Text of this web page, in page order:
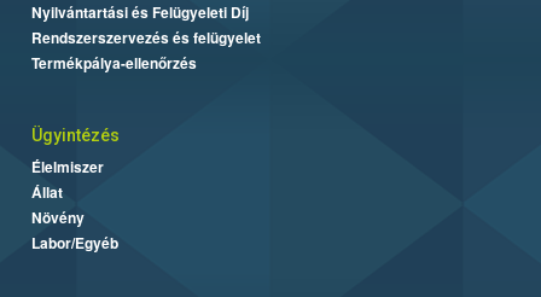
Nyilvántartási és Felügyeleti Díj
Rendszerszervezés és felügyelet
Termékpálya-ellenőrzés
Ügyintézés
Élelmiszer
Állat
Növény
Labor/Egyéb